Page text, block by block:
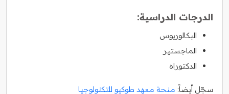
الدرجات الدراسية:
البكالوريوس
الماجستير
الدكتوراه
سجّل أيضاً: منحة معهد طوكيو للتكنولوجيا